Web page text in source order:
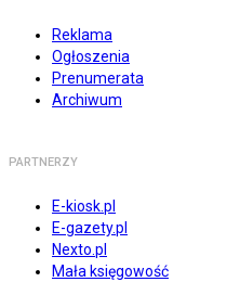
Reklama
Ogłoszenia
Prenumerata
Archiwum
PARTNERZY
E-kiosk.pl
E-gazety.pl
Nexto.pl
Mała księgowość